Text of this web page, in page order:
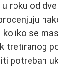
roku od
koliko se
tretiranog
potreban